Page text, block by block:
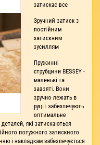
затискає все
Зручний затиск з
постійним
затискним
зусиллям
Пружинні
струбцини BESSEY -
маленькі та
завзяті. Вони
зручно лежать в
руці і забезпечують
оптимальне
які затискаються
потужного затискного
і накладкам забезпечується